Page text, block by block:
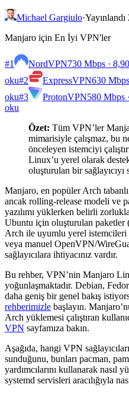
Michael Gargiulo·
Manjaro için En İyi VPN'ler
#1 NordVPN730 Mbps ·
oku#2 ExpressVPN630
oku#3 ProtonVPN580 Mbps
oku
Özet: Tüm VPN’ler
mimarisiyle çalışmaz, bu
önceleyen istemciyi
Linux’u yerel olarak
oluşturulan bir sağlayıcıyı
Manjaro, en popüler Arch
ancak rolling-release modeli ve
yazılımı yüklerken belirli
Ubuntu için oluşturulan paketler
Arch ile uyumlu yerel istemcileri
veya manuel OpenVPN/
sağlayıcılara ihtiyacınız vardır.
Bu rehber, VPN’nin Manjaro
yoğunlaşmaktadır. Debian,
daha geniş bir genel bakış
rehberimizle başlayın.
Arch yüklemesi çalıştıran
VPN sayfamıza bakın.
Aşağıda, hangi VPN
sunduğunu, bunları pacman,
yardımcılarını kullanarak nasıl
systemd servisleri aracılığıyla